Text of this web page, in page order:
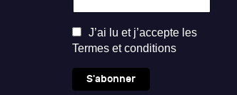
J’ai lu et j’accepte les
Termes et conditions
S'abonner